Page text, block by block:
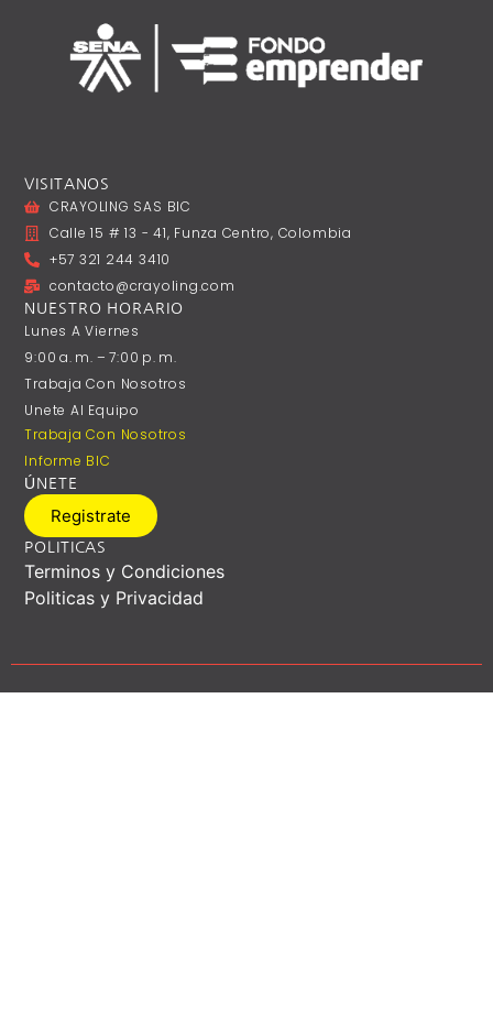
VISITANOS
CRAYOLING SAS BIC
Calle 15 # 13 - 41, Funza Centro, Colombia
+57 321 244 3410
contacto@crayoling.com
NUESTRO HORARIO
Lunes A ‎Viernes
9:00 A. M. – 7:00 P. M.
Trabaja Con Nosotros
Unete Al Equipo
Trabaja Con Nosotros
Informe BIC
ÚNETE
Registrate
POLITICAS
Terminos y Condiciones
Politicas y Privacidad